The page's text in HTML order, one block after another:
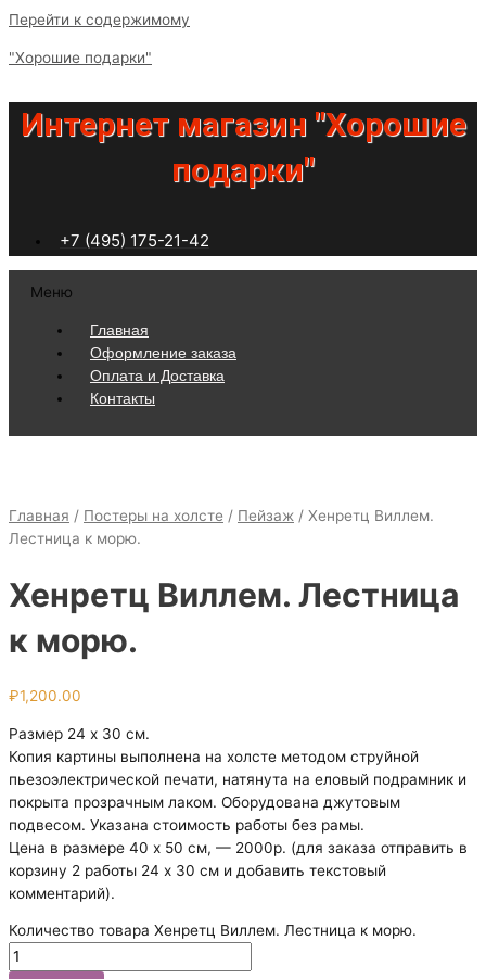
Перейти к содержимому
"Хорошие подарки"
Интернет магазин "Хорошие
подарки"
+7 (495) 175-21-42
Меню
Главная
Оформление заказа
Оплата и Доставка
Контакты
Главная / Постеры на холсте / Пейзаж / Хенретц Виллем.
Лестница к морю.
Хенретц Виллем. Лестница
к морю.
₽1,200.00
Размер 24 х 30 см.
Копия картины выполнена на холсте методом струйной
пьезоэлектрической печати, натянута на еловый подрамник и
покрыта прозрачным лаком. Оборудована джутовым
подвесом. Указана стоимость работы без рамы.
Цена в размере 40 х 50 см, — 2000р. (для заказа отправить в
корзину 2 работы 24 х 30 см и добавить текстовый
комментарий).
Количество товара Хенретц Виллем. Лестница к морю.